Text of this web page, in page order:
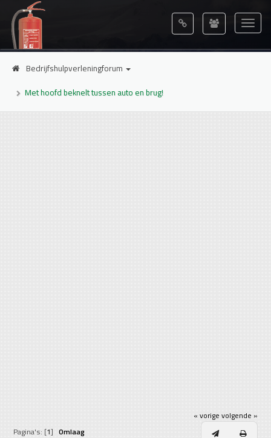
Bedrijfshulpverleningforum
Met hoofd beknelt tussen auto en brug!
« vorige volgende »
Pagina's: [1]Omlaag